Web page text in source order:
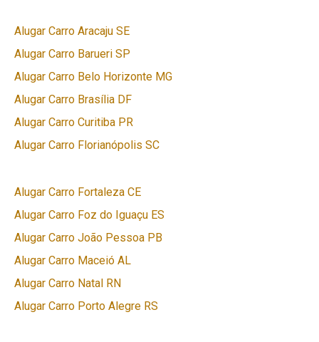
Alugar Carro Aracaju SE
Alugar Carro Barueri SP
Alugar Carro Belo Horizonte MG
Alugar Carro Brasília DF
Alugar Carro Curitiba PR
Alugar Carro Florianópolis SC
Alugar Carro Fortaleza CE
Alugar Carro Foz do Iguaçu ES
Alugar Carro João Pessoa PB
Alugar Carro Maceió AL
Alugar Carro Natal RN
Alugar Carro Porto Alegre RS